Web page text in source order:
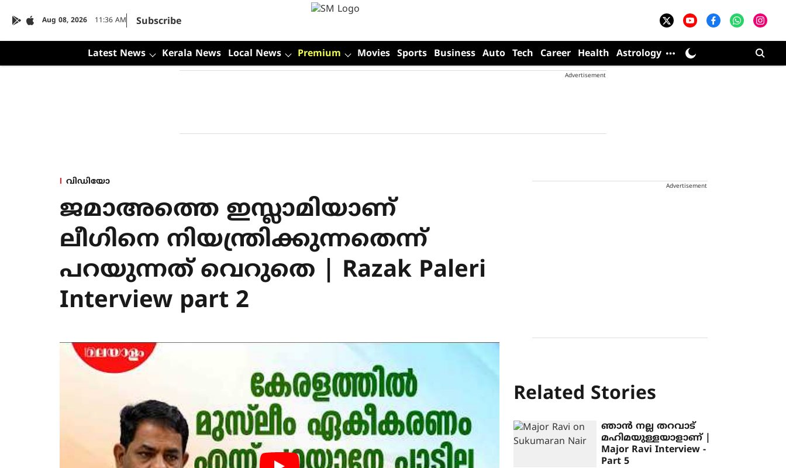
Aug 08, 2026 11:36 AM Subscribe
Latest News Kerala News Local News Premium Movies Sports Business Auto Tech Career Health Astrology
Advertisement
വിഡിയോ
ജമാഅത്തെ ഇസ്ലാമിയാണ്
ലീഗിനെ നിയന്ത്രിക്കുന്നതെന്ന്
പറയുന്നത് വെറുതെ | Razak Paleri
Interview part 2
Advertisement
Related Stories
ഞാന്‍ നല്ല തറവാട്
മഹിമയുള്ളയാളാണ് |
Major Ravi Interview -
Part 5